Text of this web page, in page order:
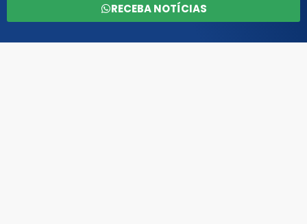
RECEBA NOTÍCIAS